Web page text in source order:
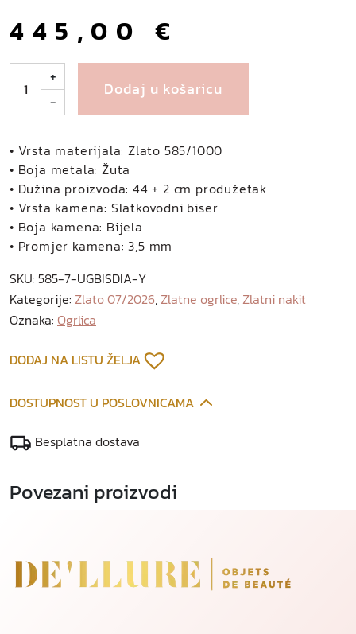
445,00 €
e
a
z
l
a
t
n
o
g
r
i
a
o
l
č
+
-
Dodaj u košaricu
• Vrsta materijala: Zlato 585/1000
• Boja metala: Žuta
• Dužina proizvoda: 44 + 2 cm produžetak
• Vrsta kamena: Slatkovodni biser
• Boja kamena: Bijela
• Promjer kamena: 3,5 mm
SKU: 585-7-UGBISDIA-Y
Kategorije: Zlato 07/2026,Zlatne ogrlice,Zlatni nakit
Oznaka: Ogrlica
DODAJ NA LISTU ŽELJA
DOSTUPNOST U POSLOVNICAMA
Besplatna dostava
Povezani proizvodi